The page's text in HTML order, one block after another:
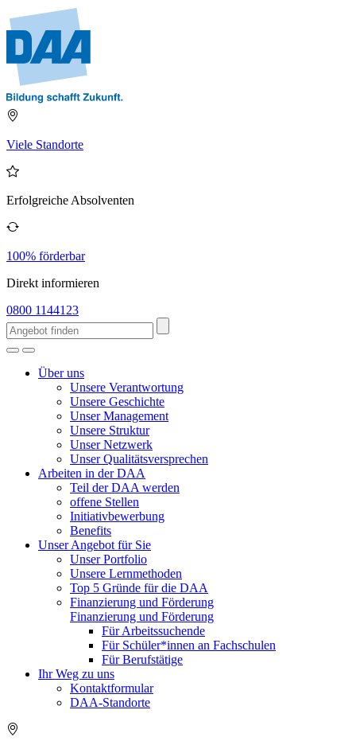
Viele Standorte
Erfolgreiche Absolventen
100% förderbar
Direkt informieren
0800 1144123
Über uns
Unsere Verantwortung
Unsere Geschichte
Unser Management
Unsere Struktur
Unser Netzwerk
Unser Qualitätsversprechen
Arbeiten in der DAA
Teil der DAA werden
offene Stellen
Initiativbewerbung
Benefits
Unser Angebot für Sie
Unser Portfolio
Unsere Lernmethoden
Top 5 Gründe für die DAA
Finanzierung und Förderung
Finanzierung und Förderung
Für Arbeitssuchende
Für Schüler*innen an Fachschulen
Für Berufstätige
Ihr Weg zu uns
Kontaktformular
DAA-Standorte